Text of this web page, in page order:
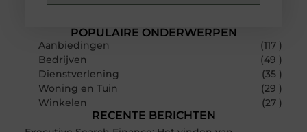
POPULAIRE ONDERWERPEN
Aanbiedingen
(117 )
Bedrijven
(49 )
Dienstverlening
(35 )
Woning en Tuin
(29 )
Winkelen
(27 )
RECENTE BERICHTEN